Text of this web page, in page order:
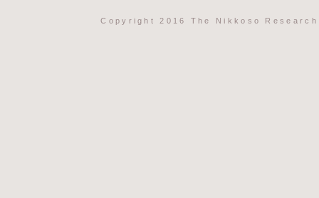
Copyright 2016 The Nikkoso